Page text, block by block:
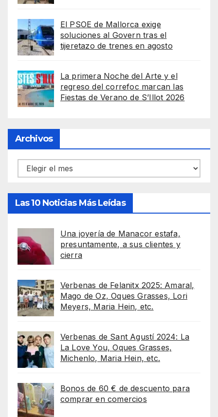
El PSOE de Mallorca exige
soluciones al Govern tras el
tijeretazo de trenes en agosto
La primera Noche del Arte y el
regreso del correfoc marcan las
Fiestas de Verano de S’Illot 2026
Archivos
Archivos
Las 10 Noticias Más Leídas
Una joyería de Manacor estafa,
presuntamente, a sus clientes y
cierra
Verbenas de Felanitx 2025: Amaral,
Mago de Oz, Oques Grasses, Lori
Meyers, Maria Hein, etc.
Verbenas de Sant Agustí 2024: La
La Love You, Oques Grasses,
Michenlo, Maria Hein, etc.
Bonos de 60 € de descuento para
comprar en comercios